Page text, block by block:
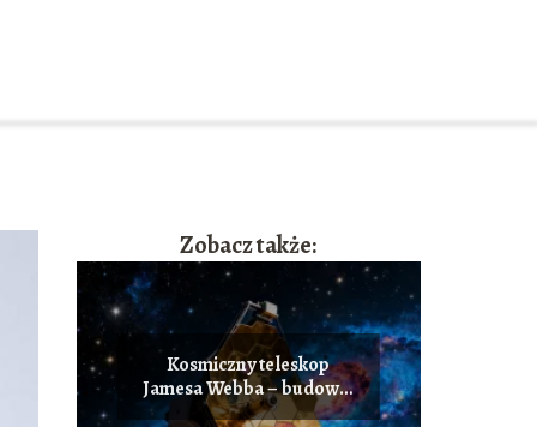
Zobacz także:
Kosmiczny teleskop
Jamesa Webba – budowa,
misja, odkrycia